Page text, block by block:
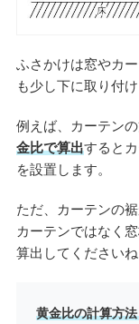
ふさかけは窓やカ
も少し下に取り付け
例えば、カーテン
金比で算出すると
を設置します。
ただ、カーテンの
カーテンではなく
算出してくださいね
黄金比の計算方